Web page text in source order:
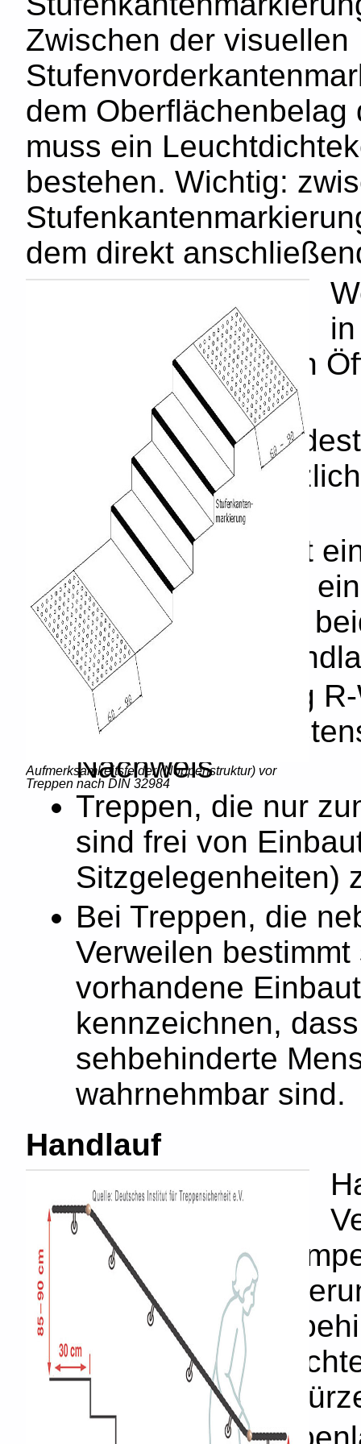
Zwischen der visuellen
dem
muss ein
bestehen. Wichtig:
dem direkt
Aufmerksamkeitsfelder (Noppenstruktur) vor
Treppen nach DIN 32984
Barrierefreies Bauen
Freiraum
Bei
sind, sind
vorzusehen
Treppenläufe mit
12,00 m sind mit
anzuordnenden,
zusätzlichen
Rutschhemmung
oder von
Nachweis
Treppen, die nur
sind frei von
Sitzgelegenheiten)
Bei Treppen, die
Verweilen
vorhandene
kennzeichnen,
sehbehinderte
wahrnehmbar sind.
Handlauf
bei Treppen und
Gehhilfe und
gehbehinderte,
Menschen. Sie
und schützen vor